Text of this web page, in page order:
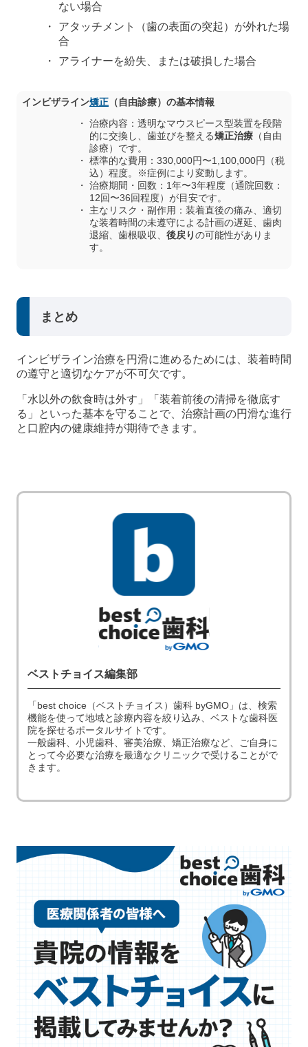
ない場合
アタッチメント（歯の表面の突起）が外れた場
合
アライナーを紛失、または破損した場合
インビザライン矯正 （自由診療）の基本情報
治療内容：透明なマウスピース型装置を段階
的に交換し、歯並びを整える矯正治療 （自由
診療）です。
標準的な費用：330,000円〜1,100,000円（税
込）程度。※症例により変動します。
治療期間・回数：1年〜3年程度（通院回数：
12回〜36回程度）が目安です。
主なリスク・副作用：装着直後の痛み、適切
な装着時間の未遵守による計画の遅延、歯肉
退縮、歯根吸収、後戻りの可能性がありま
す。
まとめ
インビザライン治療を円滑に進めるためには、装着時間
の遵守と適切なケアが不可欠です。
「水以外の飲食時は外す」「装着前後の清掃を徹底す
る」といった基本を守ることで、治療計画の円滑な進行
と口腔内の健康維持が期待できます。
ベストチョイス編集部
「best choice（ベストチョイス）歯科 byGMO」は、検索
機能を使って地域と診療内容を絞り込み、ベストな歯科医
院を探せるポータルサイトです。
一般歯科、小児歯科、審美治療、矯正治療など、ご自身に
とって今必要な治療を最適なクリニックで受けることがで
きます。